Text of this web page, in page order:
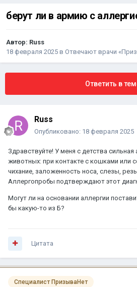
берут ли в армию с
Автор: Russ
18 февраля 2025 в Отвечают врачи
Ответить в
Russ
Опубликовано: 18 февраля 2025
Здравствуйте! У меня с детства
животных: при контакте с кошками или
чихание, заложенность носа, слезы,
Аллергопробы подтверждают этот
Могут ли на основании аллергии
бы какую-то из Б?
Цитата
Специалист ПризываНет